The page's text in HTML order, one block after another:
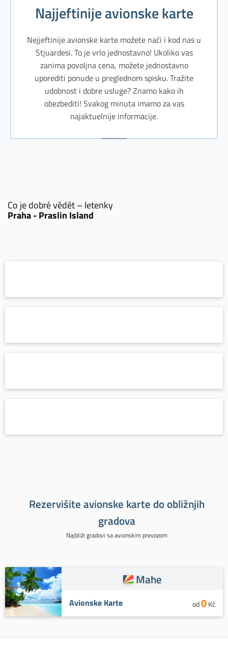
Najjeftinije avionske karte
Nejjeftinije avionske karte možete naći i kod nas u
Stjuardesi. To je vrlo jednostavno! Ukoliko vas
zanima povoljna cena, možete jednostavno
uporediti ponude u preglednom spisku. Tražite
udobnost i dobre usluge? Znamo kako ih
obezbediti! Svakog minuta imamo za vas
najaktuelnije informacije.
Co je dobré vědět – letenky
Praha - Praslin Island
Rezervišite avionske karte do obližnjih
gradova
Najbliži gradovi sa avionskim prevozom
Mahe
Avionske Karte od0Kč